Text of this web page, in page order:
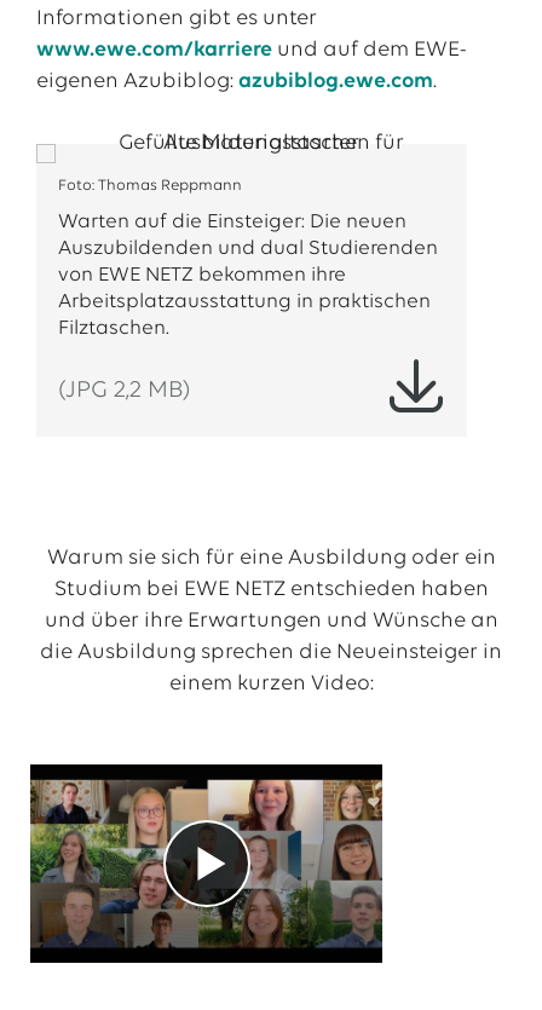
Informationen gibt es unter
www.ewe.com/karriereund auf dem EWE-
eigenen Azubiblog: azubiblog.ewe.com.
Foto: Thomas Reppmann
Warten auf die Einsteiger: Die neuen
Auszubildenden und dual Studierenden
von EWE NETZ bekommen ihre
Arbeitsplatzausstattung in praktischen
Filztaschen.
(JPG 2,2 MB)
Warum sie sich für eine Ausbildung oder ein
Studium bei EWE NETZ entschieden haben
und über ihre Erwartungen und Wünsche an
die Ausbildung sprechen die Neueinsteiger in
einem kurzen Video: